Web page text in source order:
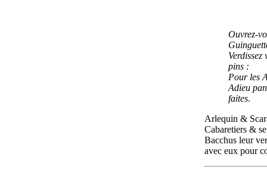
Ouvrez-
Verdissez
pins :
Pour les
Adieu
faites.
Arlequin &
Cabaretiers &
Bacchus leur
avec eux pour